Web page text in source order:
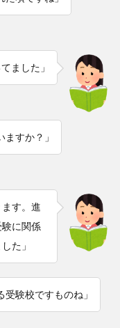
ました」
ますか？」
す。進
に関係
た」
受験校ですものね」